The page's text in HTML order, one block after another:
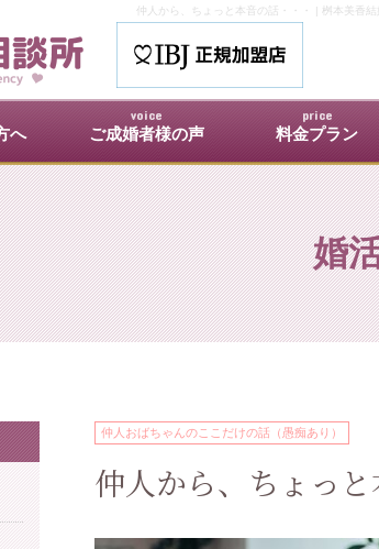
仲人から、ちょっと本音の話・・・ | 桝本美香
へ
voice
ご成婚者様の声
price
料金プラン
婚
仲人おばちゃんのここだけの話（愚痴あり）
仲人から、ちょっと